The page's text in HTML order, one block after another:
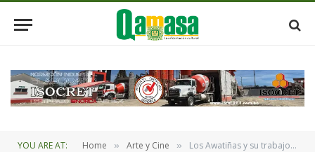
YOU ARE AT: Home » Arte y Cine » Los Awatiñas y su trabajo social con Bolivia